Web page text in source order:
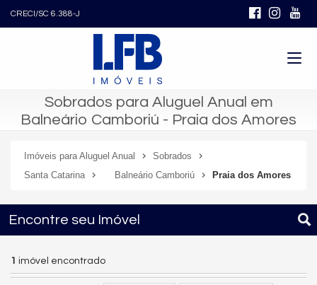
CRECI/SC 6.388-J
Sobrados para Aluguel Anual em
Balneário Camboriú - Praia dos Amores
Imóveis para Aluguel Anual
Sobrados
Santa Catarina
Balneário Camboriú Praia dos Amores
Encontre seu Imóvel
1 imóvel encontrado